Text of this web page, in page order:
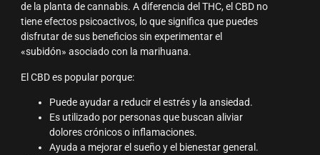
de la planta de cannabis. A diferencia del THC, el CBD no
tiene efectos psicoactivos, lo que significa que puedes
disfrutar de sus beneficios sin experimentar el
«subidón» asociado con la marihuana.
El CBD es popular porque:
Puede ayudar a reducir el estrés y la ansiedad.
Es utilizado por personas que buscan aliviar
dolores crónicos o inflamaciones.
Ayuda a mejorar el sueño y el bienestar general.